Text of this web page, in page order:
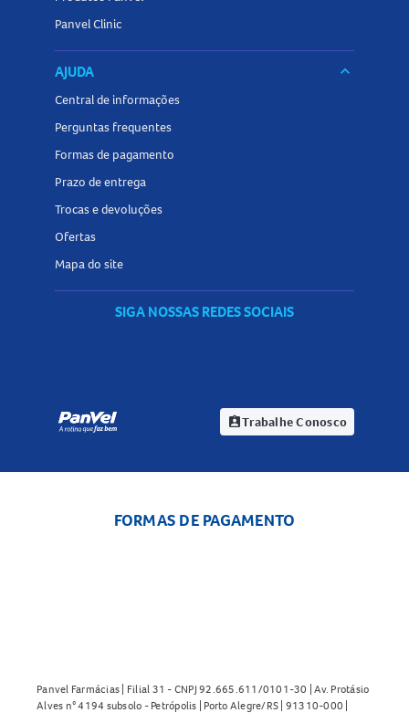
Panvel Clinic
AJUDA keyboard_arrow_down
Central de informações
Perguntas frequentes
Formas de pagamento
Prazo de entrega
Trocas e devoluções
Ofertas
Mapa do site
SIGA NOSSAS REDES SOCIAIS
assignment_indTrabalhe Conosco
FORMAS DE PAGAMENTO
Panvel Farmácias | Filial 31 - CNPJ 92.665.611/0101-30 | Av. Protásio
Alves n° 4194 subsolo - Petrópolis | Porto Alegre/RS | 91310-000 |